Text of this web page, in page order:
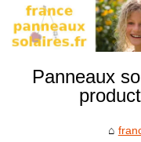
Panneaux